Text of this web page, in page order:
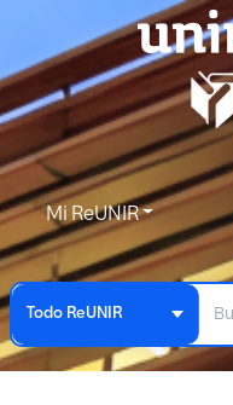
Mi ReUNIR
Todo ReUNIR